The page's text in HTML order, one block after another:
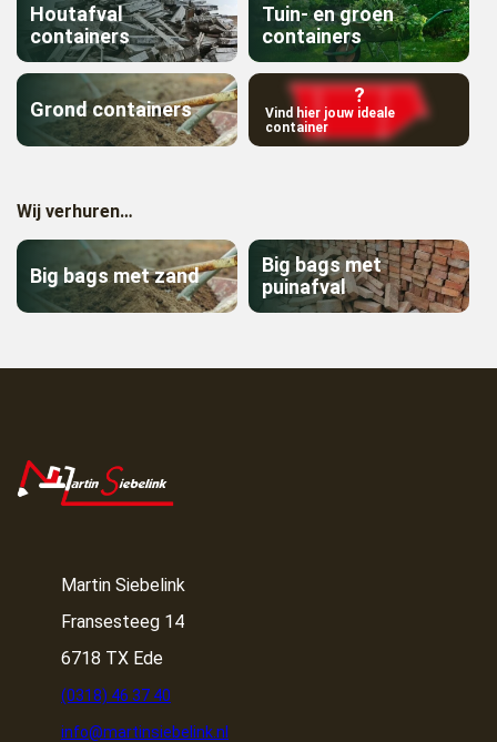
Houtafval
containers
Tuin- en groen
containers
Grond containers
?
Vind hier jouw ideale
container
Wij verhuren…
Big bags met zand
Big bags met
puinafval
Martin Siebelink
Fransesteeg 14
6718 TX Ede
(0318) 46 37 40
info@martinsiebelink.nl